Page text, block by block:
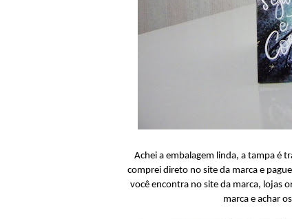
Achei a embalagem linda, a tampa é
comprei direto no site da marca e
você encontra no site da marca, lojas
marca e achar